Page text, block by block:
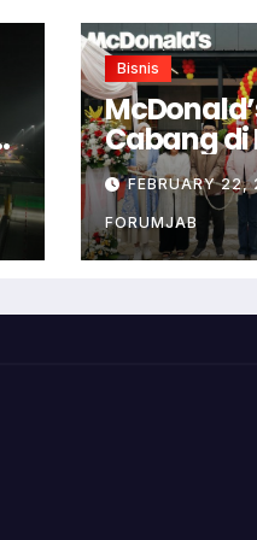
Bisnis
Cabang di
Bogor
FEBRUARY 22,
FORUMJAB